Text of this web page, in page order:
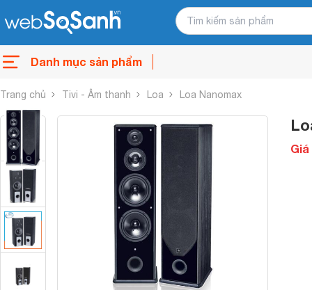
Danh mục sản phẩm
Trang chủ Tivi - Âm thanh Loa Loa Nanomax
Giá